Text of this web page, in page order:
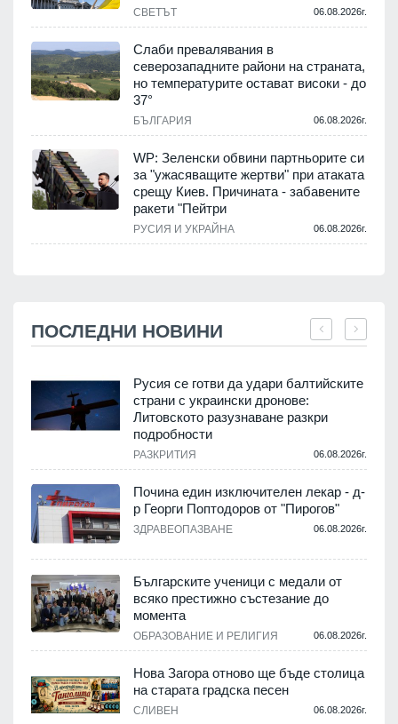
СВЕТЪТ 06.08.2026г.
Слаби превалявания в
северозападните райони на страната,
но температурите остават високи - до
37°
БЪЛГАРИЯ 06.08.2026г.
WP: Зеленски обвини партньорите си
за "ужасяващите жертви" при атаката
срещу Киев. Причината - забавените
ракети "Пейтри
РУСИЯ И УКРАЙНА 06.08.2026г.
ПОСЛЕДНИ НОВИНИ
Русия се готви да удари балтийските
страни с украински дронове:
Литовското разузнаване разкри
подробности
РАЗКРИТИЯ 06.08.2026г.
Почина един изключителен лекар - д-
р Георги Поптодоров от "Пирогов"
ЗДРАВЕОПАЗВАНЕ 06.08.2026г.
Българските ученици с медали от
всяко престижно състезание до
момента
ОБРАЗОВАНИЕ И РЕЛИГИЯ 06.08.2026г.
Нова Загора отново ще бъде столица
на старата градска песен
СЛИВЕН 06.08.2026г.